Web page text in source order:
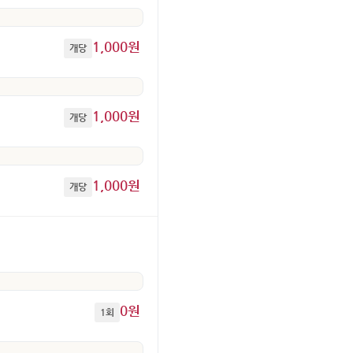
개당 1,000원
개당 1,000원
개당 1,000원
1회 0원